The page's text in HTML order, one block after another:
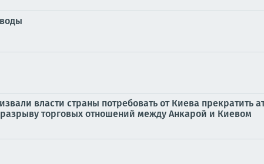
власти страны потребовать от Киева прекратить
торговых отношений между Анкарой и Киевом